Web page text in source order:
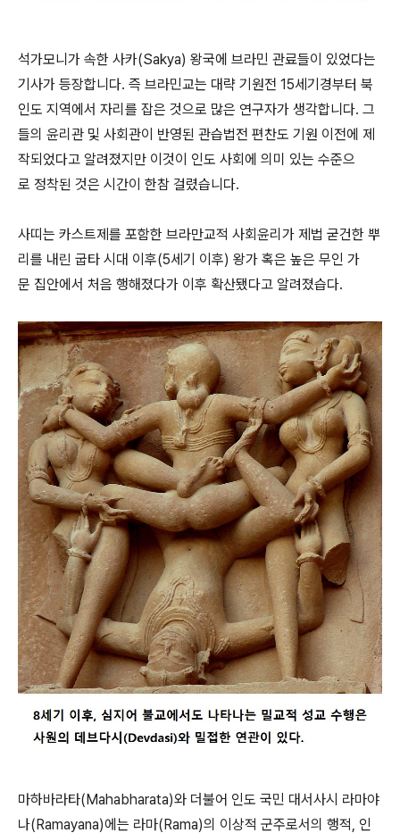
석가모니가 속한 사카(Sakya) 왕국에 브라민 관료들이 있었다는
기사가 등장합니다. 즉 브라민교는 대략 기원전 15세기경부터 북
인도 지역에서 자리를 잡은 것으로 많은 연구자가 생각합니다. 그
들의 윤리관 및 사회관이 반영된 관습법전 편찬도 기원 이전에 제
작되었다고 알려졌지만 이것이 인도 사회에 의미 있는 수준으
로 정착된 것은 시간이 한참 걸렸습니다.
사띠는 카스트제를 포함한 브라만교적 사회윤리가 제법 굳건한 뿌
리를 내린 굽타 시대 이후(5세기 이후) 왕가 혹은 높은 무인 가
문 집안에서 처음 행해졌다가 이후 확산됐다고 알려졌습다.
마하바라타(Mahabharata)와 더불어 인도 국민 대서사시 라마야
나(Ramayana)에는 라마(Rama)의 이상적 군주로서의 행적, 인